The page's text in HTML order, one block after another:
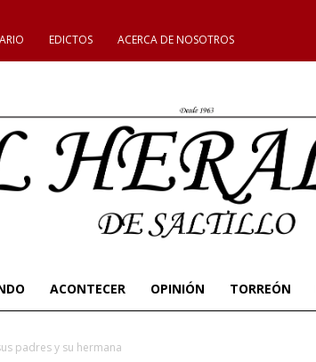
EDICTOS ACERCA DE NOSOTROS
ACONTECER OPINIÓN TORREÓN
padres y su hermana